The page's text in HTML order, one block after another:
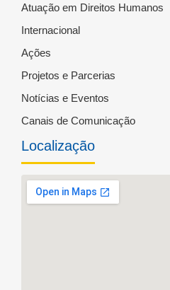
Atuação em Direitos Humanos
Internacional
Ações
Projetos e Parcerias
Notícias e Eventos
Canais de Comunicação
Localização